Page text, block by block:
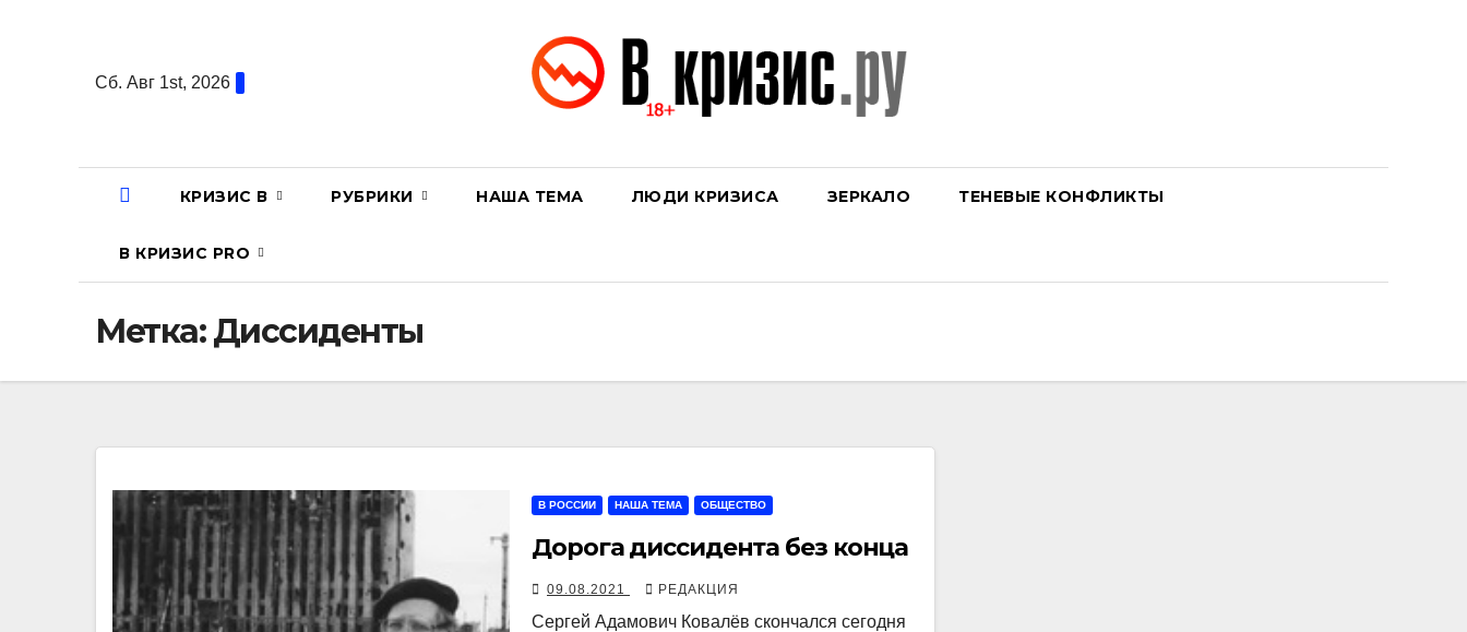
содержаниюСб. Авг 1st, 2026
КРИЗИС В РУБРИКИ НАША ТЕМА ЛЮДИ КРИЗИСА ЗЕРКАЛО ТЕНЕВЫЕ КОНФЛИКТЫ
В КРИЗИС PRO
Метка:Диссиденты
В РОССИИ НАША ТЕМА ОБЩЕСТВО
Дорога диссидента без конца
09.08.2021 РЕДАКЦИЯ
Сергей Адамович Ковалёв скончался сегодня